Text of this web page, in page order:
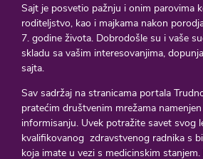
Sajt je posvetio pažnju i onim parovima
roditeljstvo, kao i majkama nakon
7. godine života. Dobrodošle su i vaše
skladu sa vašim interesovanjima,
sajta.
Sav sadržaj na stranicama portala
pratećim društvenim mrežama
informisanju. Uvek potražite savet svog
kvalifikovanog zdravstvenog radnika s
koja imate u vezi s medicinskim stanjem.